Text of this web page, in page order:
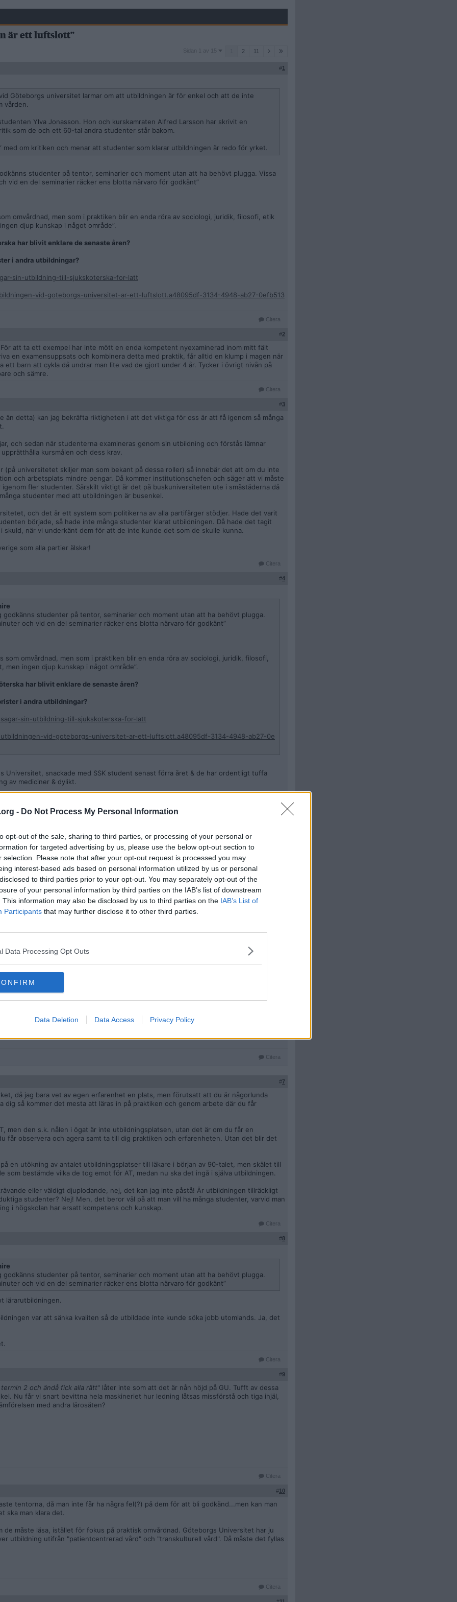
- Do Not Process My Personal Information
opt-out of the sale, sharing to third parties, or processing of your personal or
for targeted advertising by us, please use the below opt-out section to
selection. Please note that after your opt-out request is processed you may
interest-based ads based on personal information utilized by us or personal
to third parties prior to your opt-out. You may separately opt-out of the
of your personal information by third parties on the IAB’s list of downstream
This information may also be disclosed by us to third parties on the IAB’s List of
Participants that may further disclose it to other third parties.
Data Processing Opt Outs
Data Deletion Data Access Privacy Policy
är ett luftslott”
Sidan
Sidan 1 av 15 2 11
#1
Göteborgs universitet larmar om att utbildningen är för enkel och att de inte
vården.
Ylva Jonasson. Hon och kurskamraten Alfred Larsson har skrivit en
som de och ett 60-tal andra studenter står bakom.
med om kritiken och menar att studenter som klarar utbildningen är redo för yrket.
studenter på tentor, seminarier och moment utan att ha behövt plugga. Vissa
vid en del seminarier räcker ens blotta närvaro för godkänt”
omvårdnad, men som i praktiken blir en enda röra av sociologi, juridik, filosofi, etik
djup kunskap i något område”.
har blivit enklare de senaste åren?
i andra utbildningar?
sin-utbildning-till-sjukskoterska-for-latt
vid-goteborgs-universitet-ar-ett-luftslott.a48095df-3134-4948-ab27-0efb513
Citera
#2
att ta ett exempel har inte mött en enda kompetent nyexaminerad inom mitt fält
en examensuppsats och kombinera detta med praktik, får alltid en klump i magen när
ett barn att cykla då undrar man lite vad de gjort under 4 år. Tycker i övrigt nivån på
och sämre.
Citera
#3
än detta) kan jag bekräfta riktigheten i att det viktiga för oss är att få igenom så många
och sedan när studenterna examineras genom sin utbildning och förstås lämnar
kursmålen och dess krav.
(på universitetet skiljer man som bekant på dessa roller) så innebär det att om du inte
och arbetsplats mindre pengar. Då kommer institutionschefen och säger att vi måste
igenom fler studenter. Särskilt viktigt är det på buskuniversiteten ute i småstäderna då
studenter med att utbildningen är busenkel.
och det är ett system som politikerna av alla partifärger stödjer. Hade det varit
började, så hade inte många studenter klarat utbildningen. Då hade det tagit
skuld, när vi underkänt dem för att de inte kunde det som de skulle kunna.
som alla partier älskar!
Citera
#4
studenter på tentor, seminarier och moment utan att ha behövt plugga.
och vid en del seminarier räcker ens blotta närvaro för godkänt”
som omvårdnad, men som i praktiken blir en enda röra av sociologi, juridik, filosofi,
ingen djup kunskap i något område”.
har blivit enklare de senaste åren?
i andra utbildningar?
sin-utbildning-till-sjukskoterska-for-latt
vid-goteborgs-universitet-ar-ett-luftslott.a48095df-3134-4948-ab27-0e
Universitet, snackade med SSK student senast förra året & de har ordentligt tuffa
av mediciner & dylikt.
på distans. Det låter ganska slappt.
alltid varit känt att utbildningen är väldigt ojämn beroende på var man läser den. På
men det kan ju ha ändrat sig. Bra att studenterna säger ifrån isf. Sen är det ingen
är bra och man lär sig ändå mest om att utföra yrket på VFU:erna och sen
har alltid varit bara en massa flum som man inte har nån nytta av när man kommer
Citera
#7
då jag bara vet av egen erfarenhet en plats, men förutsatt att du är någorlunda
dig så kommer det mesta att läras in på praktiken och genom arbete där du får
men den s.k. nålen i ögat är inte utbildningsplatsen, utan det är om du får en
får observera och agera samt ta till dig praktiken och erfarenheten. Utan det blir det
en utökning av antalet utbildningsplatser till läkare i början av 90-talet, men skälet till
som bestämde vilka de tog emot för AT, medan nu ska det ingå i själva utbildningen.
eller väldigt djuplodande, nej, det kan jag inte påstå! Är utbildningen tillräckligt
studenter? Nej! Men, det beror väl på att man vill ha många studenter, varvid man
i högskolan har ersatt kompetens och kunskap.
Citera
#8
studenter på tentor, seminarier och moment utan att ha behövt plugga.
och vid en del seminarier räcker ens blotta närvaro för godkänt”
lärarutbildningen.
var att sänka kvaliten så de utbildade inte kunde söka jobb utomlands. Ja, det
Citera
#9
2 och ändå fick alla rätt" låter inte som att det är nån höjd på GU. Tufft av dessa
Nu får vi snart bevittna hela maskineriet hur ledning låtsas missförstå och tiga ihjäl,
med andra lärosäten?
Citera
#10
tentorna, då man inte får ha några fel(?) på dem för att bli godkänd...men kan man
ska man klara det.
måste läsa, istället för fokus på praktisk omvårdnad. Göteborgs Universitet har ju
utbildning utifrån "patientcentrerad vård" och "transkulturell vård". Då måste det fyllas
Citera